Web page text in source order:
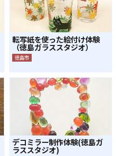
転写紙を使った絵付け体験
（徳島ガラススタジオ）
徳島市
デコミラー制作体験(徳島ガ
ラススタジオ)